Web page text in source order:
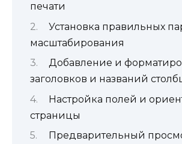
печати
Установка правильных
масштабирования
Добавление и
заголовков и названий
Настройка полей и
страницы
Предварительный